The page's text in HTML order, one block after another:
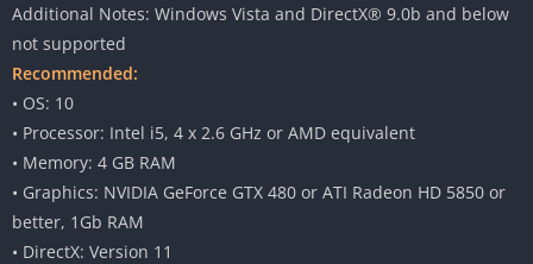
Additional Notes: Windows Vista and DirectX® 9.0b and below
not supported
Recommended:
• OS: 10
• Processor: Intel i5, 4 x 2.6 GHz or AMD equivalent
• Memory: 4 GB RAM
• Graphics: NVIDIA GeForce GTX 480 or ATI Radeon HD 5850 or
better, 1Gb RAM
• DirectX: Version 11